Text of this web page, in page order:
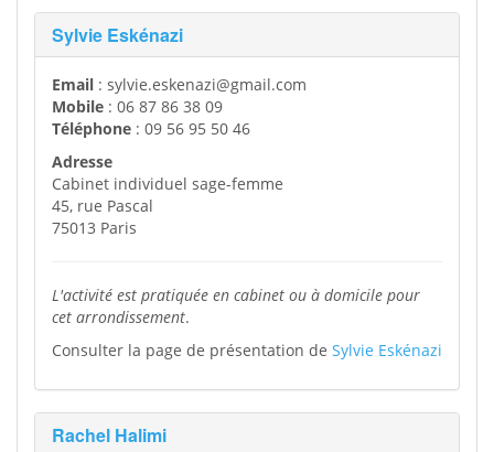
Sylvie Eskénazi
Email : sylvie.eskenazi@gmail.com
Mobile : 06 87 86 38 09
Téléphone : 09 56 95 50 46
Adresse
Cabinet individuel sage-femme
45, rue Pascal
75013 Paris
L'activité est pratiquée en cabinet ou à domicile pour
cet arrondissement.
Consulter la page de présentation de Sylvie Eskénazi
Rachel Halimi